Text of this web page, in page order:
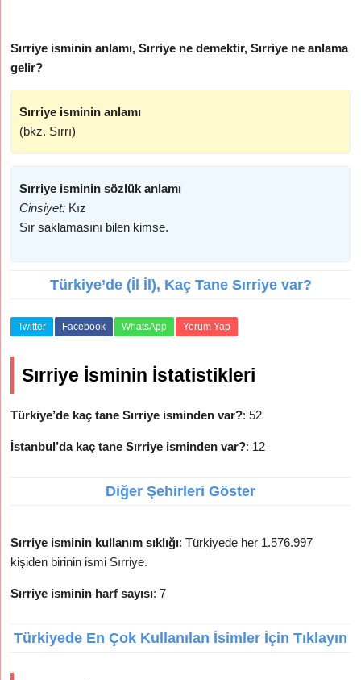
Sırriye isminin anlamı, Sırriye ne demektir, Sırriye ne anlama
gelir?
Sırriye isminin anlamı
(bkz. Sırrı)
Sırriye isminin sözlük anlamı
Cinsiyet: Kız
Sır saklamasını bilen kimse.
Türkiye’de (İl İl), Kaç Tane Sırriye var?
Twitter Facebook WhatsApp Yorum Yap
Sırriye İsminin İstatistikleri
Türkiye’de kaç tane Sırriye isminden var?: 52
İstanbul’da kaç tane Sırriye isminden var?: 12
Diğer Şehirleri Göster
Sırriye isminin kullanım sıklığı: Türkiyede her 1.576.997
kişiden birinin ismi Sırriye.
Sırriye isminin harf sayısı: 7
Türkiyede En Çok Kullanılan İsimler İçin Tıklayın